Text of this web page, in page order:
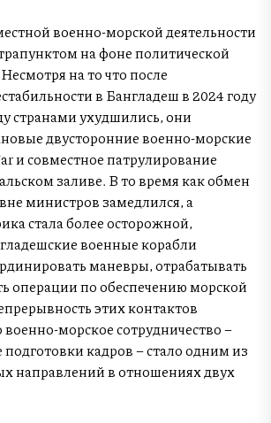
военно-морской деятельности
на фоне политической
на то что после
в Бангладеш в 2024 году
странами ухудшились, они
двусторонние военно-морские
и совместное патрулирование
заливе. В то время как обмен
министров замедлился, а
стала более осторожной,
военные корабли
маневры, отрабатывать
операции по обеспечению морской
этих контактов
военно-морское сотрудничество –
подготовки кадров – стало одним из
направлений в отношениях двух